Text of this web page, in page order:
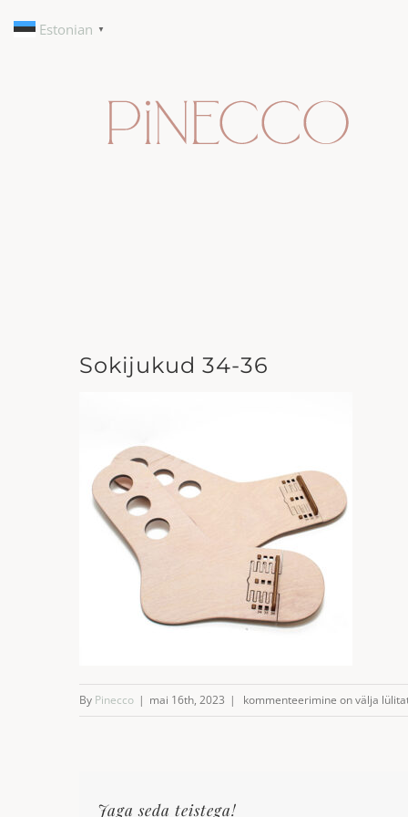
Sokijukud 34-36
By Pinecco | mai 16th, 2023 |
Sokijukud
34-
kommenteerimine on välja
Jaga seda teistega!
Estonian ▼